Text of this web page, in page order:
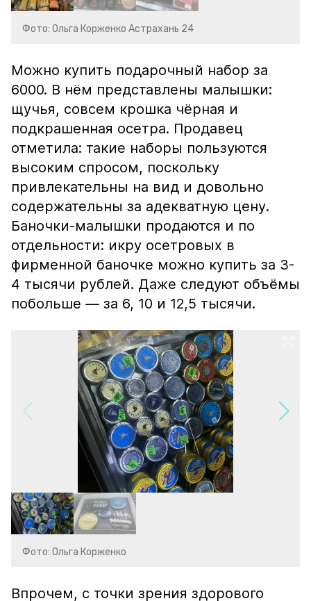
Фото: Ольга Корженко Астрахань 24
Можно купить подарочный набор за
6000. В нём представлены малышки:
щучья, совсем крошка чёрная и
подкрашенная осетра. Продавец
отметила: такие наборы пользуются
высоким спросом, поскольку
привлекательны на вид и довольно
содержательны за адекватную цену.
Баночки-малышки продаются и по
отдельности: икру осетровых в
фирменной баночке можно купить за 3-
4 тысячи рублей. Даже следуют объёмы
побольше — за 6, 10 и 12,5 тысячи.
Фото: Ольга Корженко
Впрочем, с точки зрения здорового